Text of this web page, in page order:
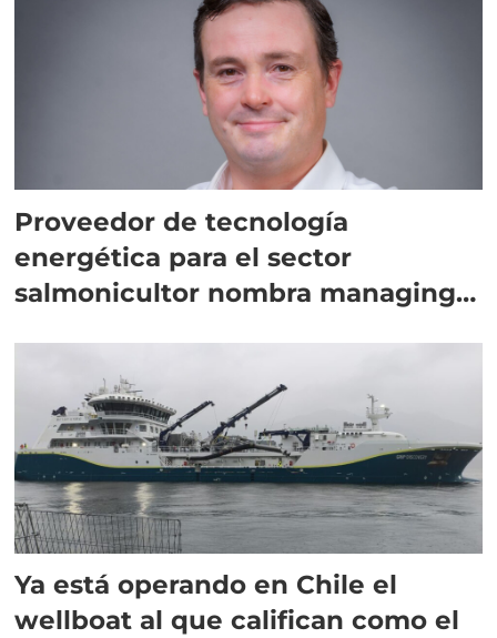
Proveedor de tecnología
energética para el sector
salmonicultor nombra managing
Ya está operando en Chile el
wellboat al que califican como el